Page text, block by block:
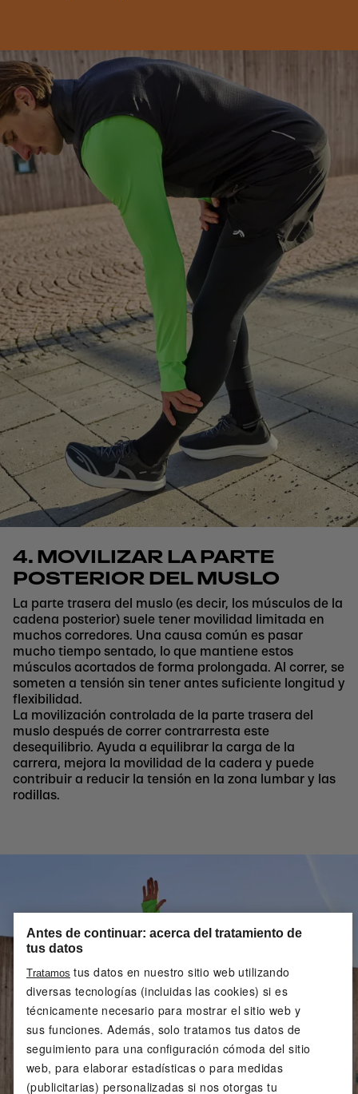
4. MOVILIZAR LA PARTE
POSTERIOR DEL MUSLO
La parte trasera del muslo (es decir, los músculos de la
cadena posterior) suele tener movilidad limitada en
muchos corredores. Una causa común es pasar
mucho tiempo sentado, lo que mantiene estos
músculos acortados de forma prolongada. Al correr, se
someten a tensión sin tener antes suficiente longitud y
flexibilidad.
La movilización controlada de la parte trasera del
muslo después de correr contrarresta este
desequilibrio. Ayuda a equilibrar la carga de la
carrera, mejora la movilidad de la cadera y puede
contribuir a reducir la tensión en la zona lumbar y las
rodillas.
Antes de continuar: acerca del tratamiento de
tus datos
Tratamos tus datos en nuestro sitio web utilizando
diversas tecnologías (incluidas las cookies) si es
técnicamente necesario para mostrar el sitio web y
sus funciones. Además, solo tratamos tus datos de
seguimiento para una configuración cómoda del sitio
web, para elaborar estadísticas o para medidas
(publicitarias) personalizadas si nos otorgas tu